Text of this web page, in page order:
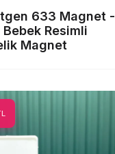
633 Magnet -
Resimli
Magnet